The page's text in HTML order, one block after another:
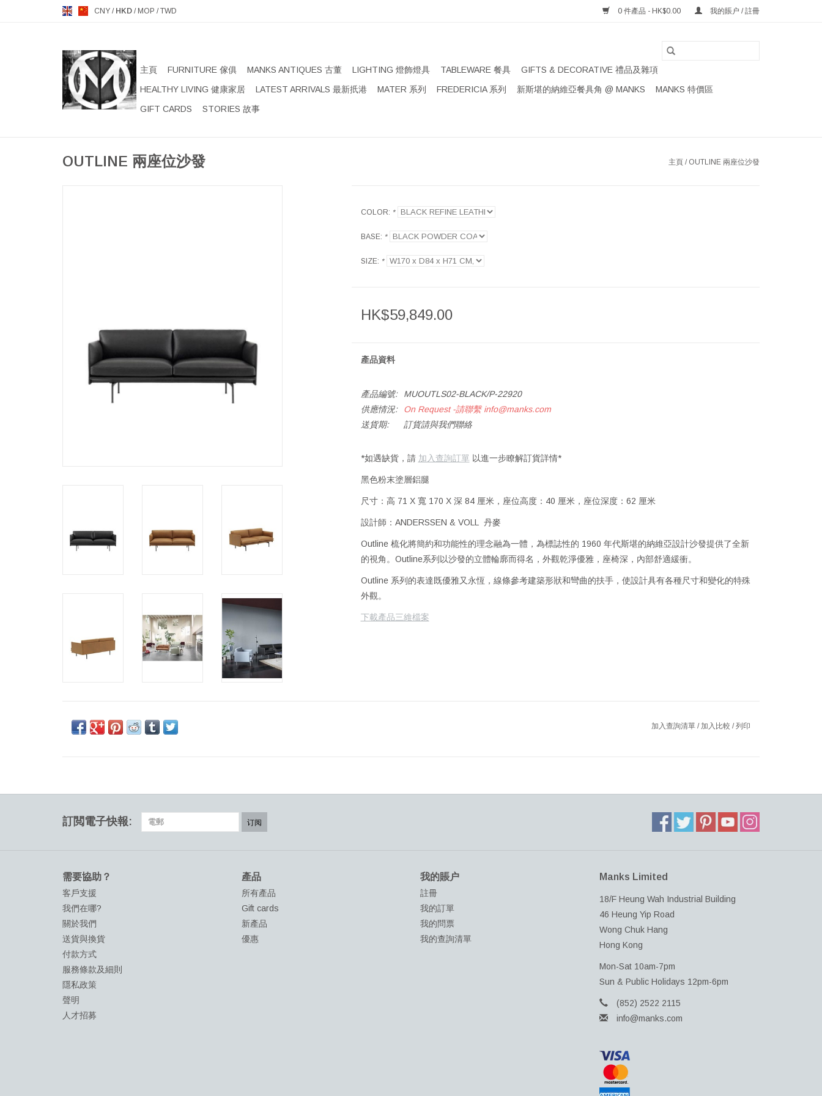
CNY / HKD / MOP /TWD 0 件產品 - HK$0.00 我的賬户 / 註冊
主頁 FURNITURE 傢俱 MANKS ANTIQUES 古董 LIGHTING 燈飾燈具 TABLEWARE 餐具
GIFTS & DECORATIVE 禮品及雜項
HEALTHY LIVING 健康家居
LATEST ARRIVALS 最新扺港 MATER 系列 FREDERICIA 系列 新斯堪的納維亞餐具角 @ MANKS
MANKS 特價區
GIFT CARDS
STORIES 故事
OUTLINE 兩座位沙發 主頁 / OUTLINE 兩座位沙發
COLOR: *
BASE: *
SIZE: *
HK$59,849.00
產品資料
產品編號:
MUOUTLS02-BLACK/P-22920
供應情況:
On Request -請聯繫info@manks.com
送貨期:
訂貨請與我們聯絡
*如遇缺貨，請 加入查詢訂單 以進一步瞭解訂貨詳情*
黑色粉末塗層鋁腿
尺寸：高 71 X 寬 170 X 深 84 厘米，座位高度：40 厘米，座位深度：62 厘米
設計師：ANDERSSEN & VOLL 丹麥
Outline 梳化將簡約和功能性的理念融為一體，為標誌性的 1960 年代斯堪的納維亞設計沙發提供了全新
的視角。Outline系列以沙發的立體輪廓而得名，外觀乾淨優雅，座椅深，內部舒適緩衝。
Outline 系列的表達既優雅又永恆，線條參考建築形狀和彎曲的扶手，使設計具有各種尺寸和變化的特殊
外觀。
下載產品三維檔案
加入查詢清單 / 加入比較 /列印
訂閲電子快報: 订阅
需要協助？
客戶支援
我們在哪?
關於我們
送貨與換貨
付款方式
服務條款及細則
隱私政策
聲明
人才招募
產品
所有產品
Gift cards
新產品
優惠
我的賬户
註冊
我的訂單
我的問票
我的查詢清單
Manks Limited
18/F Heung Wah Industrial Building
46 Heung Yip Road
Wong Chuk Hang
Hong Kong
Mon-Sat 10am-7pm
Sun & Public Holidays 12pm-6pm
(852) 2522 2115
info@manks.com